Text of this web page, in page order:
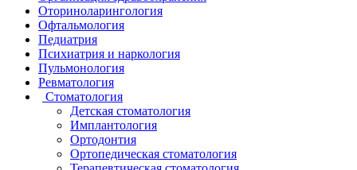
Оториноларингология
Офтальмология
Педиатрия
Психиатрия и наркология
Пульмонология
Ревматология
Стоматология
Детская стоматология
Имплантология
Ортодонтия
Ортопедическая стоматология